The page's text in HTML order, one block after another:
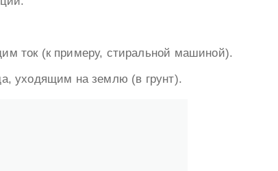
ток (к примеру, стиральной машиной).
уходящим на землю (в грунт).